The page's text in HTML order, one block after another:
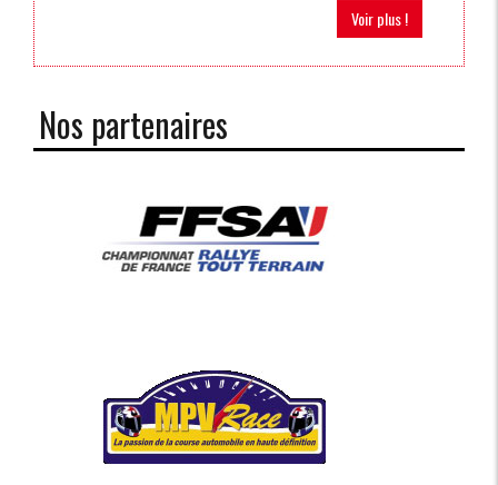
Voir plus !
Nos partenaires